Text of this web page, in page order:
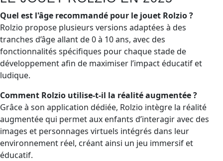
Quel est l'âge recommandé pour le jouet Rolzio ?
Rolzio propose plusieurs versions adaptées à des
tranches d’âge allant de 0 à 10 ans, avec des
fonctionnalités spécifiques pour chaque stade de
développement afin de maximiser l’impact éducatif et
ludique.
Comment Rolzio utilise-t-il la réalité augmentée ?
Grâce à son application dédiée, Rolzio intègre la réalité
augmentée qui permet aux enfants d’interagir avec des
images et personnages virtuels intégrés dans leur
environnement réel, créant ainsi un jeu immersif et
éducatif.